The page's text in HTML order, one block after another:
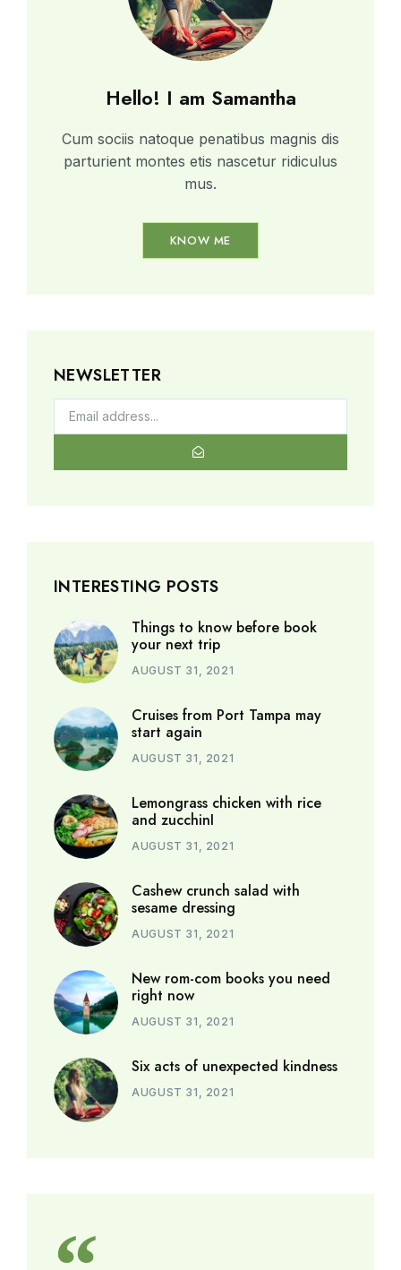
Hello! I am Samantha
Cum sociis natoque penatibus magnis dis
parturient montes etis nascetur ridiculus
mus.
KNOW ME
NEWSLETTER
INTERESTING POSTS
Things to know before book
your next trip
AUGUST 31, 2021
Cruises from Port Tampa may
start again
AUGUST 31, 2021
Lemongrass chicken with rice
and zucchinI
AUGUST 31, 2021
Cashew crunch salad with
sesame dressing
AUGUST 31, 2021
New rom-com books you need
right now
AUGUST 31, 2021
Six acts of unexpected kindness
AUGUST 31, 2021